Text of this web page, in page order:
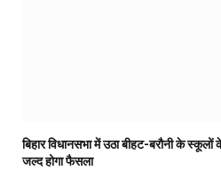
बिहार विधानसभा में उठा बीहट-बरौनी के स्कूलों
जल्द होगा फैसला